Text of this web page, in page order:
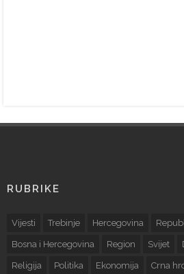
RUBRIKE
Vijesti Trebinje Hercegovina
Bosna i Hercegovina Region Svijet
Religija Politika Ekonomija Crna